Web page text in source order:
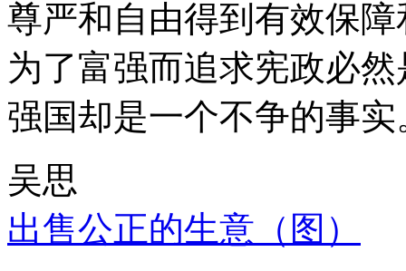
尊严和自由得到有效保
为了富强而追求宪政必
强国却是一个不争的事实
吴思
出售公正的生意（图）